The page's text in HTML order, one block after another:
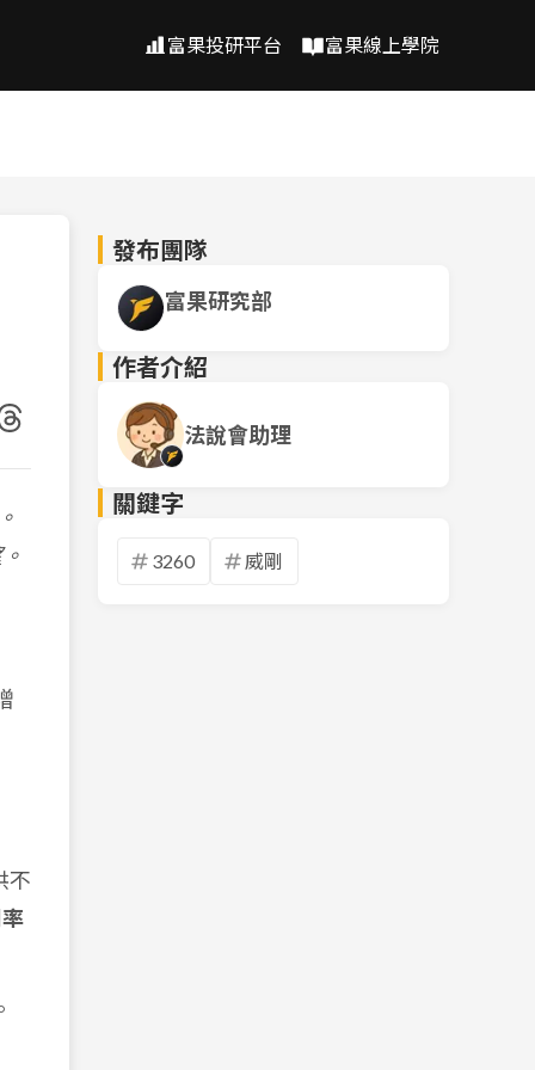
富果投研平台 富果線上學院
不
發布團隊
富果研究部
作者介紹
法說會助理
關鍵字
3260 威剛